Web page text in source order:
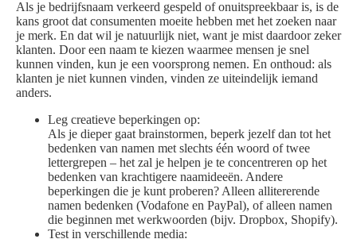
Als je bedrijfsnaam verkeerd gespeld of onuitspreekbaar is, is de
kans groot dat consumenten moeite hebben met het zoeken naar
je merk. En dat wil je natuurlijk niet, want je mist daardoor zeker
klanten. Door een naam te kiezen waarmee mensen je snel
kunnen vinden, kun je een voorsprong nemen. En onthoud: als
klanten je niet kunnen vinden, vinden ze uiteindelijk iemand
anders.
Leg creatieve beperkingen op:
Als je dieper gaat brainstormen, beperk jezelf dan tot het
bedenken van namen met slechts één woord of twee
lettergrepen – het zal je helpen je te concentreren op het
bedenken van krachtigere naamideeën. Andere
beperkingen die je kunt proberen? Alleen allitererende
namen bedenken (Vodafone en PayPal), of alleen namen
die beginnen met werkwoorden (bijv. Dropbox, Shopify).
Test in verschillende media: